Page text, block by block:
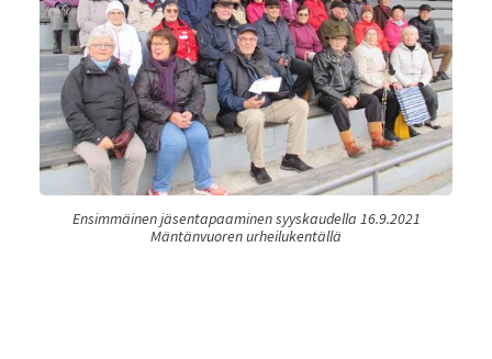
Ensimmäinen jäsentapaaminen syyskaudella 16.9.2021
Mäntänvuoren urheilukentällä